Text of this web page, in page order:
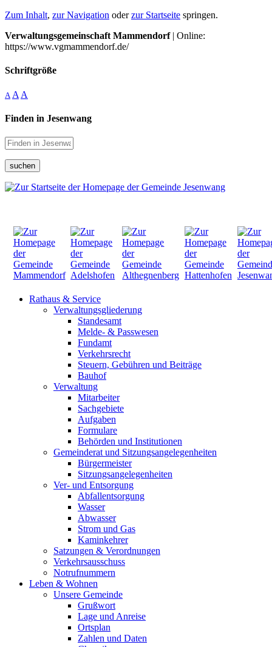
Zum Inhalt, zur Navigation oderzur Startseite springen.
Verwaltungsgemeinschaft Mammendorf| Online:
https://www.vgmammendorf.de/
Schriftgröße
A A A
Finden in Jesenwang
suchen
Rathaus & Service
Verwaltungsgliederung
Standesamt
Melde- & Passwesen
Fundamt
Verkehrsrecht
Steuern, Gebühren und Beiträge
Bauhof
Verwaltung
Mitarbeiter
Sachgebiete
Aufgaben
Formulare
Behörden und Institutionen
Gemeinderat und Sitzungsangelegenheiten
Bürgermeister
Sitzungsangelegenheiten
Ver- und Entsorgung
Abfallentsorgung
Wasser
Abwasser
Strom und Gas
Kaminkehrer
Satzungen & Verordnungen
Verkehrsausschuss
Notrufnummern
Leben & Wohnen
Unsere Gemeinde
Grußwort
Lage und Anreise
Ortsplan
Zahlen und Daten